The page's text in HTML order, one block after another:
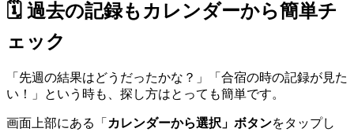
🗓️ 過去の記録もカレンダーから簡単チ
ェック
「先週の結果はどうだったかな？」「合宿の時の記録が見た
い！」という時も、探し方はとっても簡単です。
画面上部にある「 カレンダーから選択」ボタンをタップし